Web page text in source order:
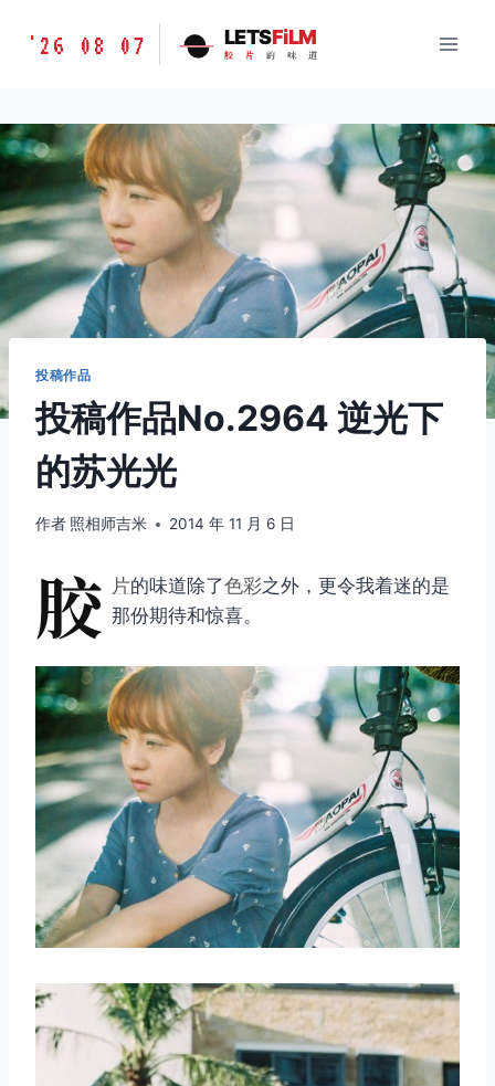
胶
味
道
LETSFILM
'26 08 07 LETSFiLM
胶 片 的 味 道
投稿作品
投稿作品No.2964 逆光下
的苏光光
作者 照相师吉米 2014 年 11 月 6 日
胶 片的味道除了色彩之外，更令我着迷的是
那份期待和惊喜。